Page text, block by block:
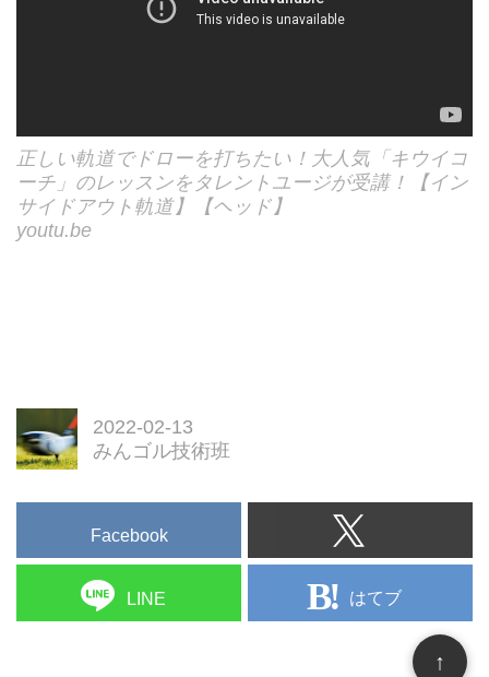
正しい軌道でドローを打ちたい！大人気「キウイコ
ーチ」のレッスンをタレントユージが受講！【イン
サイドアウト軌道】【ヘッド】
youtu.be
2022-02-13
みんゴル技術班
Facebook
LINE はてブ
↑